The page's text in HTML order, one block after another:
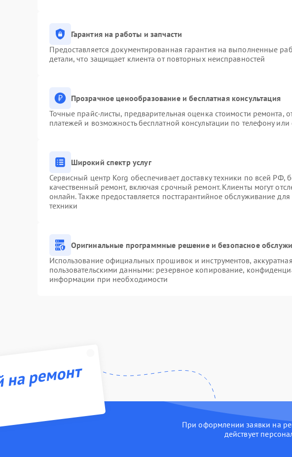
Гарантия на работы и запчасти
Предоставляется документированная гарантия на выполненные
детали, что защищает клиента от повторных неисправностей
Прозрачное ценообразование и бесплатная консультация
Точные прайс-листы, предварительная оценка стоимости ремонта,
платежей и возможность бесплатной консультации по телефону
Широкий спектр услуг
Сервисный центр Korg обеспечивает доставку техники по всей РФ,
качественный ремонт, включая срочный ремонт. Клиенты могут
онлайн. Также предоставляется постгарантийное обслуживание
техники
Оригинальные программные решение и безопасное
Использование официальных прошивок и инструментов,
пользовательскими данными: резервное копирование,
информации при необходимости
ремонт
При оформлении заявки на
действует